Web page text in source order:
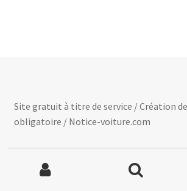
Site gratuit à titre de service / Création
obligatoire / Notice-voiture.com